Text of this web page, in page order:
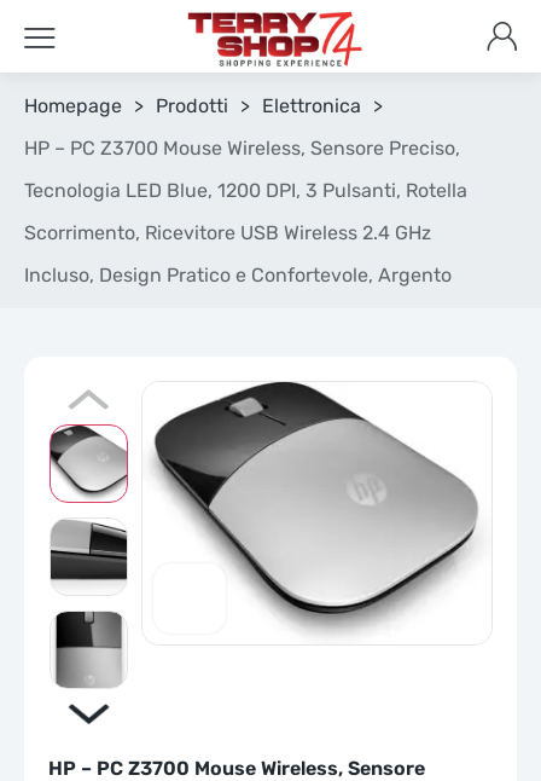
Homepage > Prodotti > Elettronica
>
HP – PC Z3700 Mouse Wireless, Sensore Preciso,
Tecnologia LED Blue, 1200 DPI, 3 Pulsanti, Rotella
Scorrimento, Ricevitore USB Wireless 2.4 GHz
Incluso, Design Pratico e Confortevole, Argento
HP – PC Z3700 Mouse Wireless, Sensore